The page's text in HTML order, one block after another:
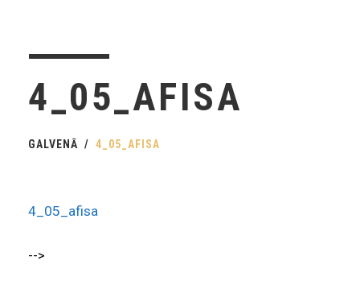
4_05_AFISA
GALVENĀ 4_05_AFISA
4_05_afisa
-->